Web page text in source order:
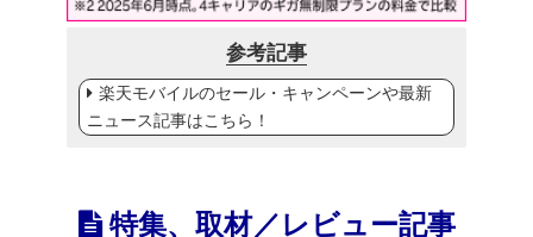
参考記事
楽天モバイルのセール・キャンペーンや最新
ニュース記事はこちら！
特集、取材／レビュー記事